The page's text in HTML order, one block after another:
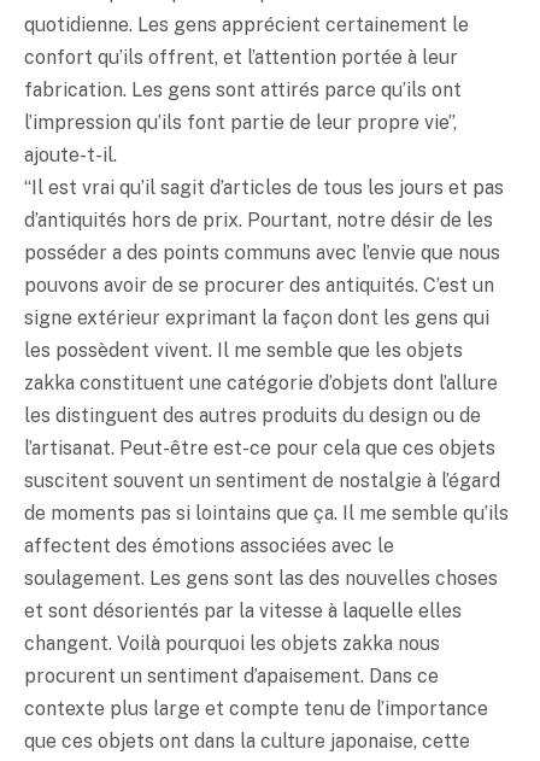
quotidienne. Les gens apprécient certainement le
confort qu’ils offrent, et l’attention portée à leur
fabrication. Les gens sont attirés parce qu’ils ont
l’impression qu’ils font partie de leur propre vie”,
ajoute-t-il.
“Il est vrai qu’il sagit d’articles de tous les jours et pas
d’antiquités hors de prix. Pourtant, notre désir de les
posséder a des points communs avec l’envie que nous
pouvons avoir de se procurer des antiquités. C’est un
signe extérieur exprimant la façon dont les gens qui
les possèdent vivent. Il me semble que les objets
zakka constituent une catégorie d’objets dont l’allure
les distinguent des autres produits du design ou de
l’artisanat. Peut-être est-ce pour cela que ces objets
suscitent souvent un sentiment de nostalgie à l’égard
de moments pas si lointains que ça. Il me semble qu’ils
affectent des émotions associées avec le
soulagement. Les gens sont las des nouvelles choses
et sont désorientés par la vitesse à laquelle elles
changent. Voilà pourquoi les objets zakka nous
procurent un sentiment d’apaisement. Dans ce
contexte plus large et compte tenu de l’importance
que ces objets ont dans la culture japonaise, cette